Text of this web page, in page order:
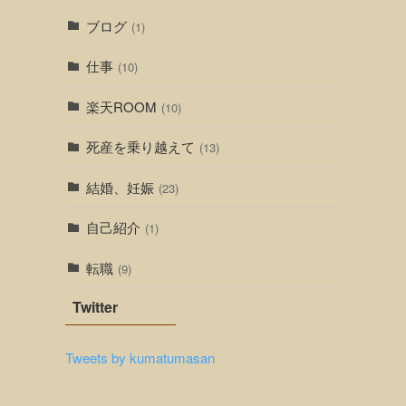
ブログ (1)
仕事 (10)
楽天ROOM (10)
死産を乗り越えて (13)
結婚、妊娠 (23)
自己紹介 (1)
転職 (9)
Twitter
Tweets by kumatumasan